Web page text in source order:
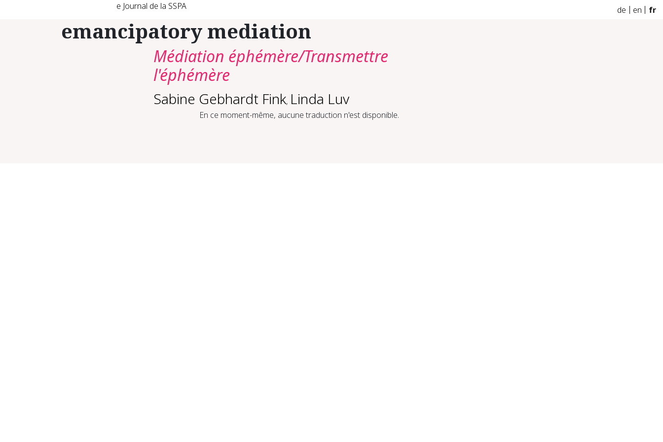
e Journal de la SSPA de en fr
emancipatory mediation
Médiation éphémère/Transmettre
l'éphémère
Sabine Gebhardt Fink, Linda Luv
En ce moment-même, aucune traduction n'est disponible.